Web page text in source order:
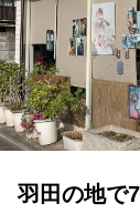
羽田の地で